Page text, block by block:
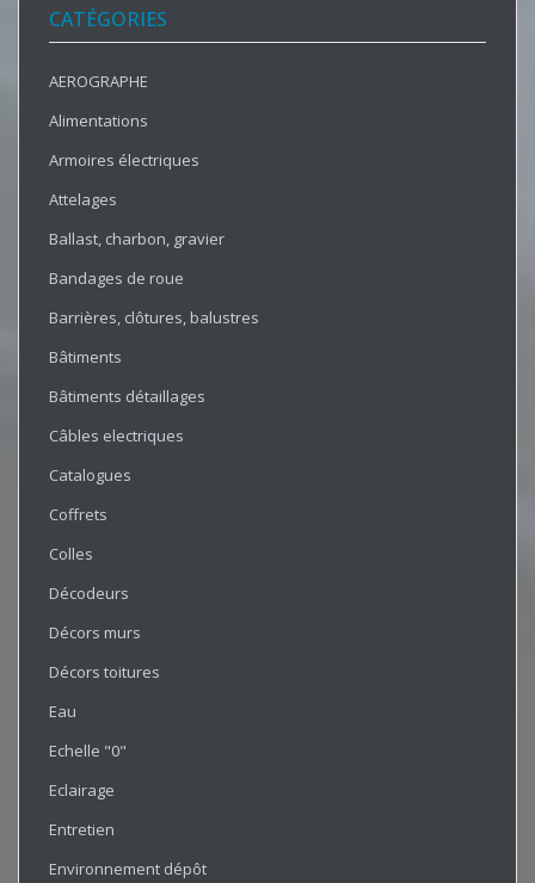
CATÉGORIES
AEROGRAPHE
Alimentations
Armoires électriques
Attelages
Ballast, charbon, gravier
Bandages de roue
Barrières, clôtures, balustres
Bâtiments
Bâtiments détaillages
Câbles electriques
Catalogues
Coffrets
Colles
Décodeurs
Décors murs
Décors toitures
Eau
Echelle "0"
Eclairage
Entretien
Environnement dépôt